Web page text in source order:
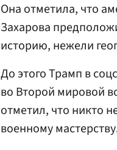
Она отметила, что
Захарова
историю, нежели
До этого Трамп в
во Второй мировой
отметил, что никто
военному